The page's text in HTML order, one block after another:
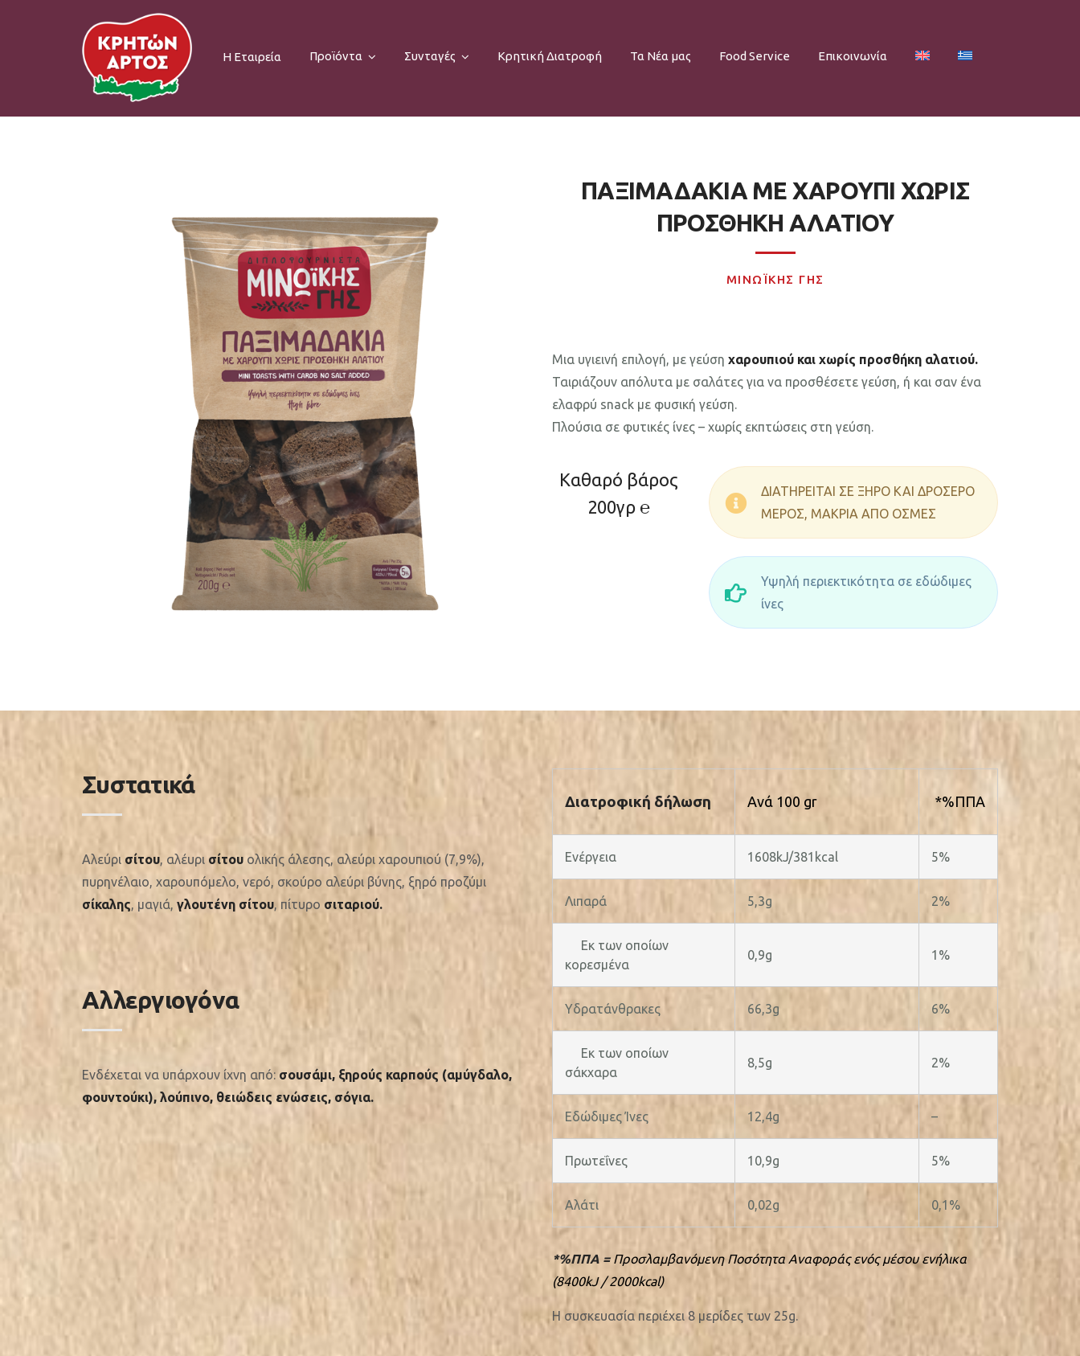
Η Εταιρεία Προϊόντα Συνταγές Κρητική Διατροφή Τα Νέα μας Food Service Επικοινωνία
ΠΑΞΙΜΑΔΑΚΙΑ ΜΕ ΧΑΡΟΥΠΙ ΧΩΡΙΣ
ΠΡΟΣΘΗΚΗ ΑΛΑΤΙΟΥ
ΜΙΝΩΪΚΗΣ ΓΗΣ
Μια υγιεινή επιλογή, με γεύση χαρουπιού και χωρίς προσθήκη αλατιού.
Ταιριάζουν απόλυτα με σαλάτες για να προσθέσετε γεύση, ή και σαν ένα
ελαφρύ snack με φυσική γεύση.
Πλούσια σε φυτικές ίνες – χωρίς εκπτώσεις στη γεύση.
Καθαρό βάρος
200γρ ℮
ΔΙΑΤΗΡΕΙΤΑΙ ΣΕ ΞΗΡΟ ΚΑΙ ΔΡΟΣΕΡΟ
ΜΕΡΟΣ, ΜΑΚΡΙΑ ΑΠΟ ΟΣΜΕΣ
Υψηλή περιεκτικότητα σε εδώδιμες
ίνες
Συστατικά
Αλεύρι σίτου, αλέυρι σίτου ολικής άλεσης, αλεύρι χαρουπιού (7,9%),
πυρηνέλαιο, χαρουπόμελο, νερό, σκούρο αλεύρι βύνης, ξηρό προζύμι
σίκαλης, μαγιά, γλουτένη σίτου, πίτυρο σιταριού.
Αλλεργιογόνα
Ενδέχεται να υπάρχουν ίχνη από: σουσάμι, ξηρούς καρπούς (αμύγδαλο,
φουντούκι), λούπινο, θειώδεις ενώσεις, σόγια.
Διατροφική δήλωση Ανά 100 gr *%ΠΠΑ
Ενέργεια 1608kJ/381kcal 5%
Λιπαρά 5,3g 2%
Εκ των οποίων
κορεσµένα
0,9g 1%
Υδρατάνθρακες 66,3g 6%
Εκ των οποίων
σάκχαρα
8,5g 2%
Εδώδιμες Ίνες 12,4g –
Πρωτεΐνες 10,9g 5%
Αλάτι 0,02g 0,1%
*%ΠΠΑ = Προσλαμβανόμενη Ποσότητα Αναφοράς ενός μέσου ενήλικα
(8400kJ / 2000kcal)
H συσκευασία περιέχει 8 μερίδες των 25g.